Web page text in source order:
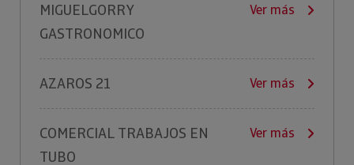
MIGUELGORRY
GASTRONOMICO
Ver más
AZAROS 21 Ver más
COMERCIAL TRABAJOS EN
TUBO
Ver más